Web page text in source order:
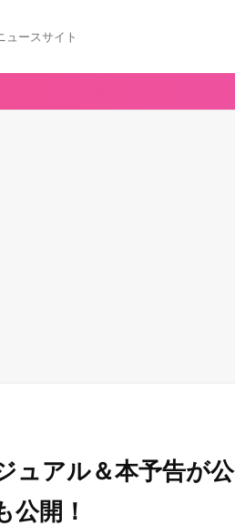
ュースサイト
ュアル＆本予告が公
公開！